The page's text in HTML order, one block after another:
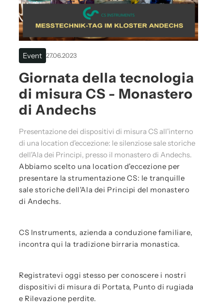
Event 27.06.2023
Giornata della tecnologia
di misura CS - Monastero
di Andechs
Presentazione dei dispositivi di misura CS all'interno
di una location d'eccezione: le silenziose sale storiche
dell'Ala dei Principi, presso il monastero di Andechs.
Abbiamo scelto una location d'eccezione per
presentare la strumentazione CS: le tranquille
sale storiche dell'Ala dei Principi del monastero
di Andechs.
CS Instruments, azienda a conduzione familiare,
incontra qui la tradizione birraria monastica.
Registratevi oggi stesso per conoscere i nostri
dispositivi di misura di Portata, Punto di rugiada
e Rilevazione perdite.